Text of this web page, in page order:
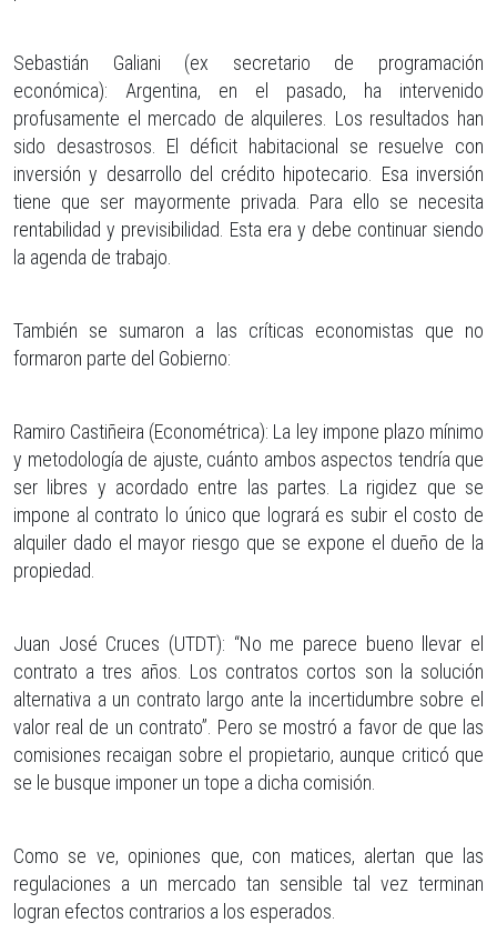
Sebastián Galiani (ex secretario de programación
económica): Argentina, en el pasado, ha intervenido
profusamente el mercado de alquileres. Los resultados han
sido desastrosos. El déficit habitacional se resuelve con
inversión y desarrollo del crédito hipotecario. Esa inversión
tiene que ser mayormente privada. Para ello se necesita
rentabilidad y previsibilidad. Esta era y debe continuar siendo
la agenda de trabajo.
También se sumaron a las críticas economistas que no
formaron parte del Gobierno:
Ramiro Castiñeira (Econométrica): La ley impone plazo mínimo
y metodología de ajuste, cuánto ambos aspectos tendría que
ser libres y acordado entre las partes. La rigidez que se
impone al contrato lo único que logrará es subir el costo de
alquiler dado el mayor riesgo que se expone el dueño de la
propiedad.
Juan José Cruces (UTDT): “No me parece bueno llevar el
contrato a tres años. Los contratos cortos son la solución
alternativa a un contrato largo ante la incertidumbre sobre el
valor real de un contrato”. Pero se mostró a favor de que las
comisiones recaigan sobre el propietario, aunque criticó que
se le busque imponer un tope a dicha comisión.
Como se ve, opiniones que, con matices, alertan que las
regulaciones a un mercado tan sensible tal vez terminan
logran efectos contrarios a los esperados.